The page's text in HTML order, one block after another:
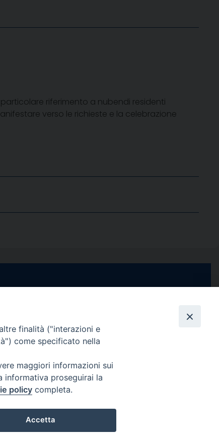
riferimento a nubendi residenti
verso le richieste e la celebrazione
12:30
YouTube
Channel
Feed
Informativa Privacy
COPYRIGHT © 2013-2025
finalità ("interazioni e
come specificato nella
maggiori informazioni sui
informativa proseguirai la
policy completa.
Accetta